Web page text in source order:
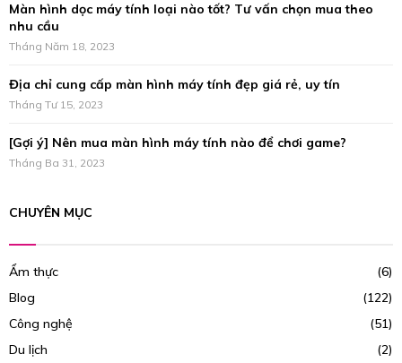
Màn hình dọc máy tính loại nào tốt? Tư vấn chọn mua theo
nhu cầu
Tháng Năm 18, 2023
Địa chỉ cung cấp màn hình máy tính đẹp giá rẻ, uy tín
Tháng Tư 15, 2023
[Gợi ý] Nên mua màn hình máy tính nào để chơi game?
Tháng Ba 31, 2023
CHUYÊN MỤC
Ẩm thực
(6)
Blog
(122)
Công nghệ
(51)
Du lịch
(2)